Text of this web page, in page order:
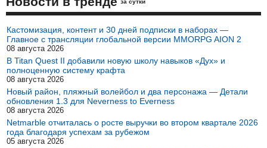
за сутки
Кастомизация, контент и 30 дней подписки в наборах —
Главное с трансляции глобальной версии MMORPG AION 2
08 августа 2026
В Titan Quest II добавили новую школу навыков «Дух» и
полноценную систему крафта
08 августа 2026
Новый район, пляжный волейбол и два персонажа — Детали
обновления 1.3 для Neverness to Everness
08 августа 2026
Netmarble отчиталась о росте выручки во втором квартале 2026
года благодаря успехам за рубежом
05 августа 2026